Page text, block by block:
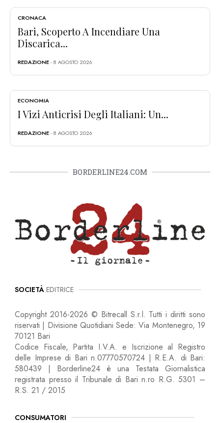
CRONACA
Bari, Scoperto A Incendiare Una
Discarica...
REDAZIONE- 8 AGOSTO 2026
ECONOMIA
I Vizi Anticrisi Degli Italiani: Un...
REDAZIONE- 8 AGOSTO 2026
BORDERLINE24.COM
SOCIETÀ EDITRICE
Copyright 2016-2026 © Bitrecall S.r.l. Tutti i diritti sono
riservati | Divisione Quotidiani Sede: Via Montenegro, 19
70121 Bari
Codice Fiscale, Partita I.V.A. e Iscrizione al Registro
delle Imprese di Bari n.07770570724 | R.E.A. di Bari:
580439 | Borderline24 è una Testata Giornalistica
registrata presso il Tribunale di Bari n.ro R.G. 5301 –
R.S. 21 / 2015
CONSUMATORI